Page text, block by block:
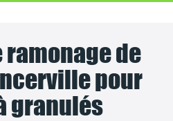
de
pour
granulés